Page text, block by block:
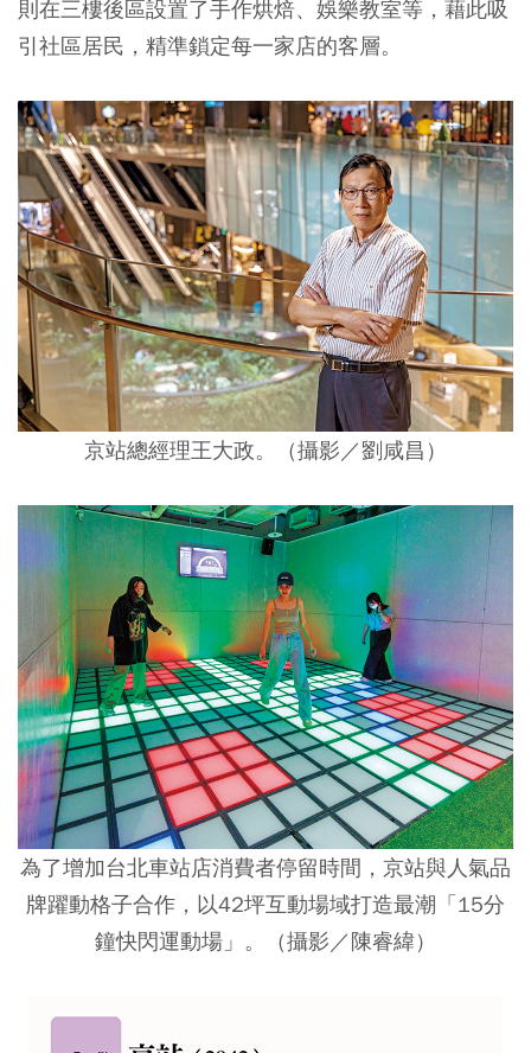
則在三樓後區設置了手作烘焙、娛樂教室等，藉此吸
引社區居民，精準鎖定每一家店的客層。
京站總經理王大政。（攝影／劉咸昌）
為了增加台北車站店消費者停留時間，京站與人氣品
牌躍動格子合作，以42坪互動場域打造最潮「15分
鐘快閃運動場」。（攝影／陳睿緯）